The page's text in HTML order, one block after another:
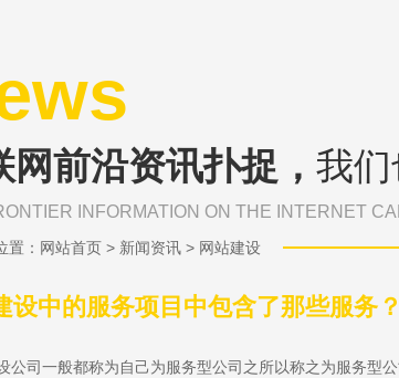
网前沿资讯扑捉，我们
INFORMATION ON THE INTERNET
置： 网站首页 > 新闻资讯 > 网站建设
设中的服务项目中包含了那些服务？
公司一般都称为自己为服务型公司之所以称之为服务型